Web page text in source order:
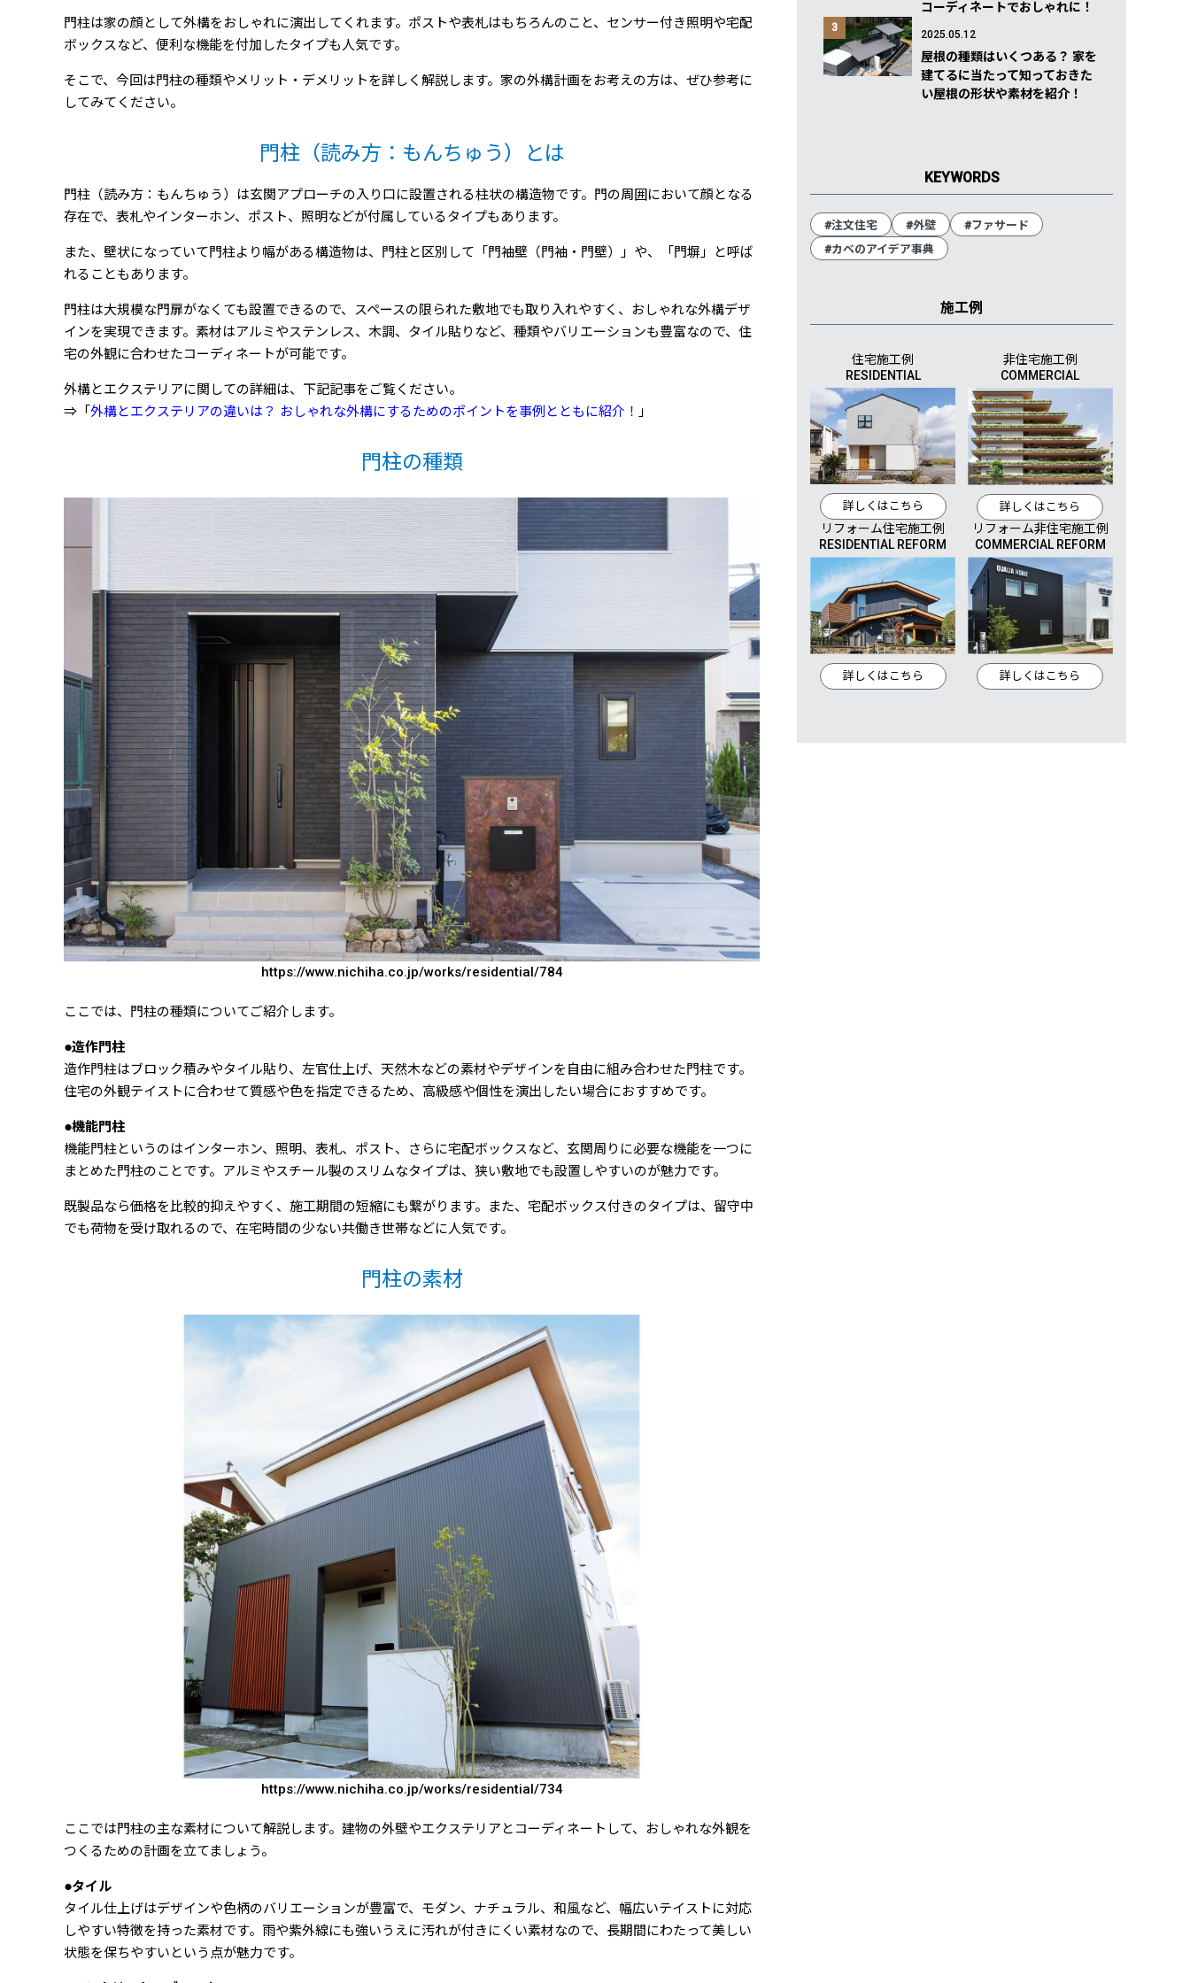
門柱は家の顔として外構をおしゃれに演出してくれます。ポストや表札はもちろんのこと、センサー付き照明や宅配
ボックスなど、便利な機能を付加したタイプも人気です。
そこで、今回は門柱の種類やメリット・デメリットを詳しく解説します。家の外構計画をお考えの方は、ぜひ参考に
してみてください。
門柱（読み方：もんちゅう）とは
門柱（読み方：もんちゅう）は玄関アプローチの入り口に設置される柱状の構造物です。門の周囲において顔となる
存在で、表札やインターホン、ポスト、照明などが付属しているタイプもあります。
また、壁状になっていて門柱より幅がある構造物は、門柱と区別して「門袖壁（門袖・門壁）」や、「門塀」と呼ば
れることもあります。
門柱は大規模な門扉がなくても設置できるので、スペースの限られた敷地でも取り入れやすく、おしゃれな外構デザ
インを実現できます。素材はアルミやステンレス、木調、タイル貼りなど、種類やバリエーションも豊富なので、住
宅の外観に合わせたコーディネートが可能です。
外構とエクステリアに関しての詳細は、下記記事をご覧ください。
⇒「 外構とエクステリアの違いは？ おしゃれな外構にするためのポイントを事例とともに紹介！ 」
門柱の種類
https://www.nichiha.co.jp/works/residential/784
ここでは、門柱の種類についてご紹介します。
●造作門柱
造作門柱はブロック積みやタイル貼り、左官仕上げ、天然木などの素材やデザインを自由に組み合わせた門柱です。
住宅の外観テイストに合わせて質感や色を指定できるため、高級感や個性を演出したい場合におすすめです。
●機能門柱
機能門柱というのはインターホン、照明、表札、ポスト、さらに宅配ボックスなど、玄関周りに必要な機能を一つに
まとめた門柱のことです。アルミやスチール製のスリムなタイプは、狭い敷地でも設置しやすいのが魅力です。
既製品なら価格を比較的抑えやすく、施工期間の短縮にも繋がります。また、宅配ボックス付きのタイプは、留守中
でも荷物を受け取れるので、在宅時間の少ない共働き世帯などに人気です。
門柱の素材
https://www.nichiha.co.jp/works/residential/734
ここでは門柱の主な素材について解説します。建物の外壁やエクステリアとコーディネートして、おしゃれな外観を
つくるための計画を立てましょう。
●タイル
タイル仕上げはデザインや色柄のバリエーションが豊富で、モダン、ナチュラル、和風など、幅広いテイストに対応
しやすい特徴を持った素材です。雨や紫外線にも強いうえに汚れが付きにくい素材なので、長期間にわたって美しい
状態を保ちやすいという点が魅力です。
コーディネートでおしゃれに！
3
2025.05.12
屋根の種類はいくつある？ 家を
建てるに当たって知っておきた
い屋根の形状や素材を紹介！
KEYWORDS
#注文住宅 #外壁
#ファサード
#カベのアイデア事典
施工例
住宅施工例
RESIDENTIAL
詳しくはこちら
非住宅施工例
COMMERCIAL
詳しくはこちら
リフォーム住宅施工例
RESIDENTIAL REFORM
詳しくはこちら
リフォーム非住宅施工例
COMMERCIAL REFORM
詳しくはこちら